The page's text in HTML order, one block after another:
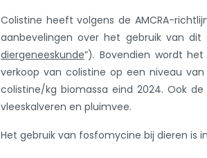
Colistine heeft volgens de AMCRA-
aanbevelingen over het gebruik van
diergeneeskunde”). Bovendien wordt
verkoop van colistine op een niveau
colistine/kg biomassa eind 2024. Ook de
vleeskalveren en pluimvee.
Het gebruik van fosfomycine bij dieren is